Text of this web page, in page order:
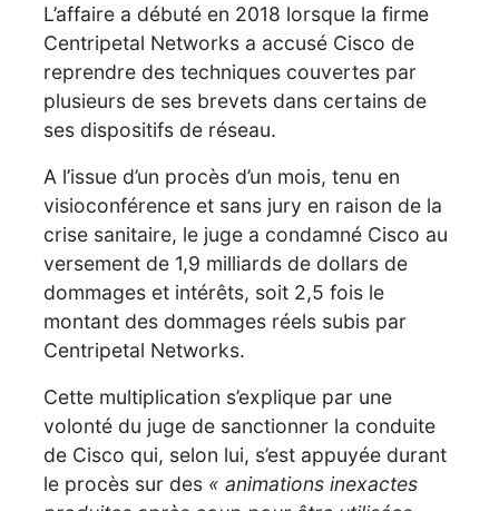
L’affaire a débuté en 2018 lorsque la firme
Centripetal Networks a accusé Cisco de
reprendre des techniques couvertes par
plusieurs de ses brevets dans certains de
ses dispositifs de réseau.
A l’issue d’un procès d’un mois, tenu en
visioconférence et sans jury en raison de la
crise sanitaire, le juge a condamné Cisco au
versement de 1,9 milliards de dollars de
dommages et intérêts, soit 2,5 fois le
montant des dommages réels subis par
Centripetal Networks.
Cette multiplication s’explique par une
volonté du juge de sanctionner la conduite
de Cisco qui, selon lui, s’est appuyée durant
le procès sur des « animations inexactes